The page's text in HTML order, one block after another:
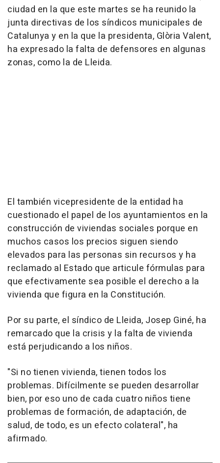
ciudad en la que este martes se ha reunido la
junta directivas de los síndicos municipales de
Catalunya y en la que la presidenta, Glòria Valent,
ha expresado la falta de defensores en algunas
zonas, como la de Lleida.
El también vicepresidente de la entidad ha
cuestionado el papel de los ayuntamientos en la
construcción de viviendas sociales porque en
muchos casos los precios siguen siendo
elevados para las personas sin recursos y ha
reclamado al Estado que articule fórmulas para
que efectivamente sea posible el derecho a la
vivienda que figura en la Constitución.
Por su parte, el síndico de Lleida, Josep Giné, ha
remarcado que la crisis y la falta de vivienda
está perjudicando a los niños.
"Si no tienen vivienda, tienen todos los
problemas. Difícilmente se pueden desarrollar
bien, por eso uno de cada cuatro niños tiene
problemas de formación, de adaptación, de
salud, de todo, es un efecto colateral", ha
afirmado.